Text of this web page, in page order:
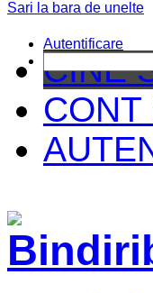
CINE
CONT
Sari la bara de unelte
Autentificare